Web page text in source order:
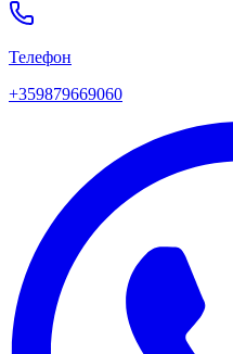
Телефон
+359879669060